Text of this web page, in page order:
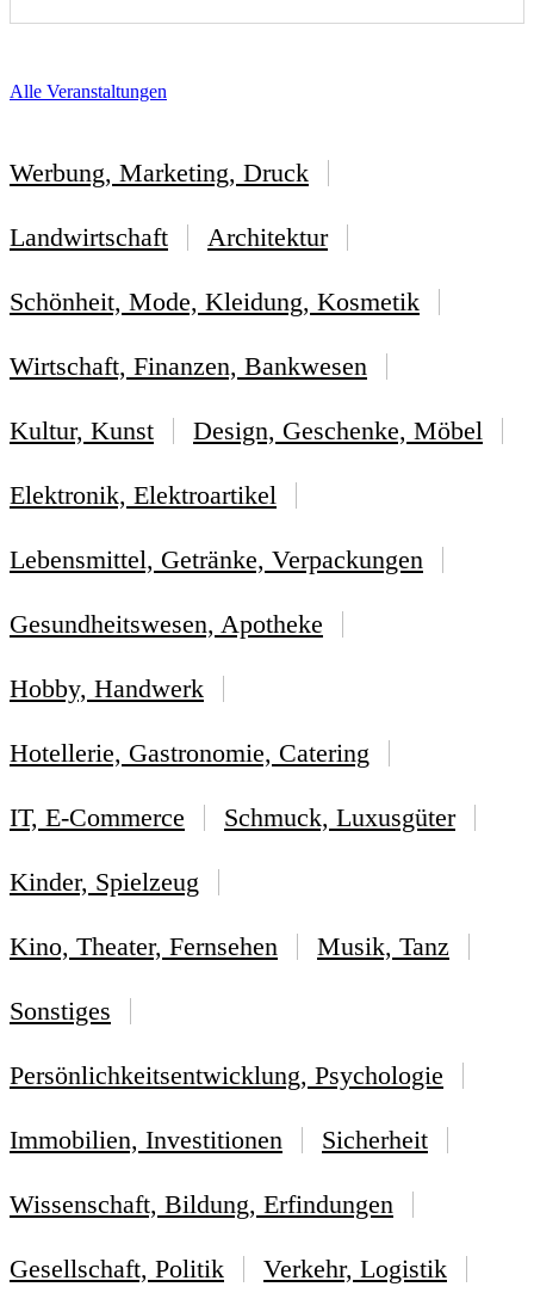
Alle Veranstaltungen
Werbung, Marketing, Druck
Landwirtschaft Architektur
Schönheit, Mode, Kleidung, Kosmetik
Wirtschaft, Finanzen, Bankwesen
Kultur, Kunst Design, Geschenke, Möbel
Elektronik, Elektroartikel
Lebensmittel, Getränke, Verpackungen
Gesundheitswesen, Apotheke
Hobby, Handwerk
Hotellerie, Gastronomie, Catering
IT, E-Commerce Schmuck, Luxusgüter
Kinder, Spielzeug
Kino, Theater, Fernsehen Musik, Tanz
Sonstiges
Persönlichkeitsentwicklung, Psychologie
Immobilien, Investitionen Sicherheit
Wissenschaft, Bildung, Erfindungen
Gesellschaft, Politik Verkehr, Logistik